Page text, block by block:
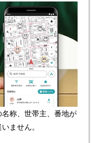
称、世帯主、番地が
ません。